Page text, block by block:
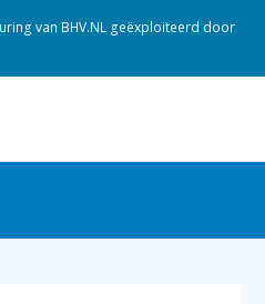
van BHV.NL geëxploiteerd door